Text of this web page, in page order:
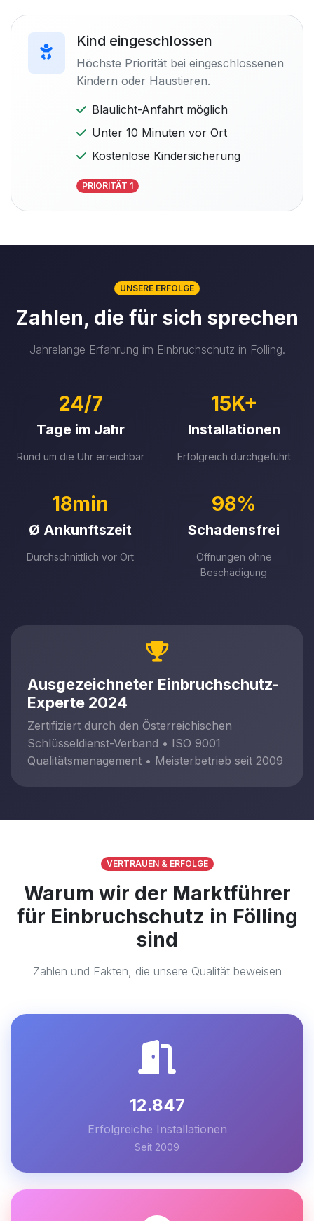
Kind eingeschlossen
Höchste Priorität bei eingeschlossenen
Kindern oder Haustieren.
Blaulicht-Anfahrt möglich
Unter 10 Minuten vor Ort
Kostenlose Kindersicherung
PRIORITÄT 1
UNSERE ERFOLGE
Zahlen, die für sich sprechen
Jahrelange Erfahrung im Einbruchschutz in Fölling.
24/7
Tage im Jahr
Rund um die Uhr erreichbar
15K+
Installationen
Erfolgreich durchgeführt
18min
Ø Ankunftszeit
Durchschnittlich vor Ort
98%
Schadensfrei
Öffnungen ohne
Beschädigung
Ausgezeichneter Einbruchschutz-
Experte 2024
Zertifiziert durch den Österreichischen
Schlüsseldienst-Verband • ISO 9001
Qualitätsmanagement • Meisterbetrieb seit 2009
VERTRAUEN & ERFOLGE
Warum wir der Marktführer
für Einbruchschutz in Fölling
sind
Zahlen und Fakten, die unsere Qualität beweisen
12.847
Erfolgreiche Installationen
Seit 2009